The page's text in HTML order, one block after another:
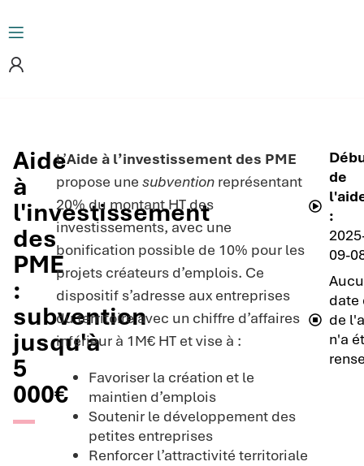
Aide
à
l'investissement
des
PME
:
subvention
jusqu'à
5
000€
L’Aide à l’investissement des PME
propose unesubvention représentant
20% du montant HT des
investissements, avec une
bonification possible de 10% pour les
projets créateurs d’emplois. Ce
dispositif s’adresse aux entreprises
du territoire avec un chiffre d’affaires
inférieur à 1M€ HT et vise à :
Favoriser la création et le
maintien d’emplois
Soutenir le développement des
petites entreprises
Renforcer l’attractivité territoriale
de
:
09-
date
de
n'a